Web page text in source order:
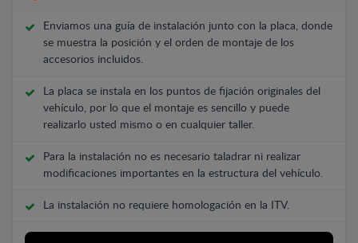
Enviamos una guía de instalación junto con la placa, donde
se muestra la posición y el orden de montaje de los
accesorios incluidos.
La placa se instala en los puntos de fijación originales del
vehículo, por lo que el montaje es sencillo y puede
realizarlo usted mismo o en cualquier taller.
Para la instalación no es necesario taladrar ni realizar
modificaciones importantes en la estructura del vehículo.
La instalación no requiere homologación en la ITV.